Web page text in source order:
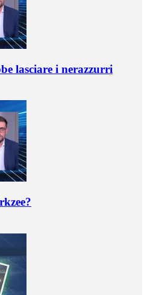
lasciare i nerazzurri